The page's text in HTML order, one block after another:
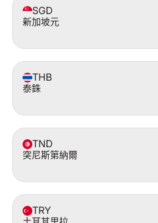
SGD
新加坡元
THB
泰銖
TND
突尼斯第納爾
TRY